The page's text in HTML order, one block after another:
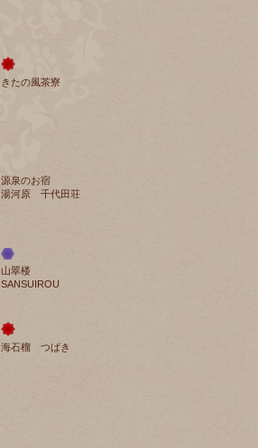
きたの風茶寮
源泉のお宿
湯河原 千代田荘
山翠楼
SANSUIROU
海石榴 つばき